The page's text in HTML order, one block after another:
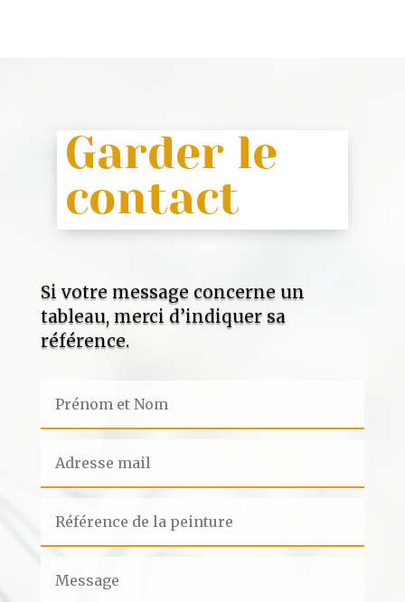
Garder le
contact
Si votre message concerne un
tableau, merci d’indiquer sa
référence.